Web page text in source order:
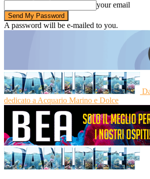
your email
A password will be e-mailed to you.
dedicato a Acquario Marino e Dolce